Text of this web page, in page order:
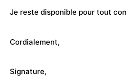
Je reste disponible pour tout
Cordialement,
Signature,